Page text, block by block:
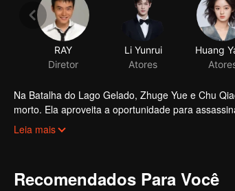
RAY
Diretor
Na Batalha do Lago Gelado, Zhuge Yue e Chu
morto. Ela aproveita a oportunidade para
homem misterioso. Ela sente uma estranha
Leia mais
Recomendados Para Você